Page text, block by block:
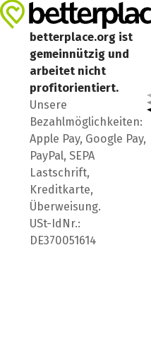
betterplace.org ist
gemeinnützig und
arbeitet nicht
profitorientiert.
Unsere
Bezahlmöglichkeiten:
Apple Pay, Google Pay,
PayPal, SEPA
Lastschrift,
Kreditkarte,
Überweisung.
USt-IdNr.:
DE370051614